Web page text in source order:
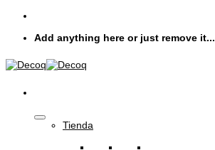
Skip
contentAdd anything here or just remove it...
Tienda